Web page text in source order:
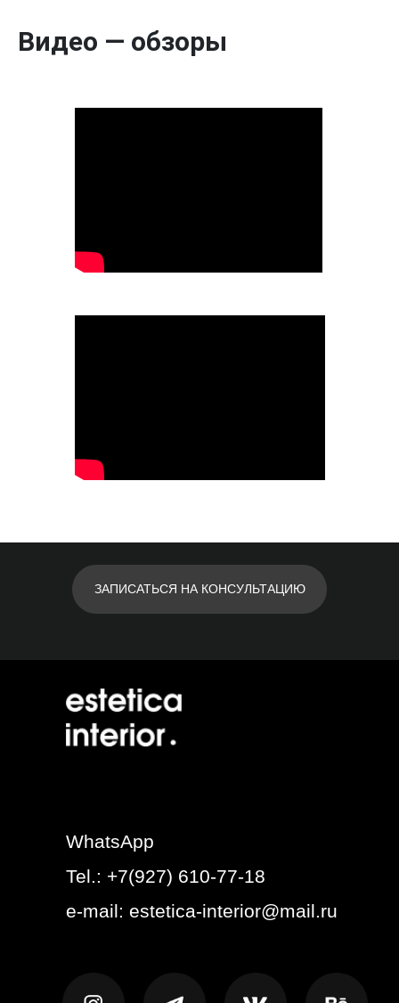
Видео — обзоры
ЗАПИСАТЬСЯ НА КОНСУЛЬТАЦИЮ
e-mail: estetica-interior@mail.ru